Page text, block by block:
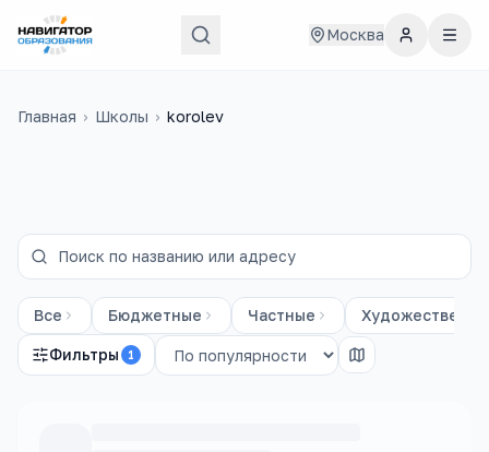
Москва
Главная › Школы › korolev
Все Бюджетные Частные
Фильтры 1